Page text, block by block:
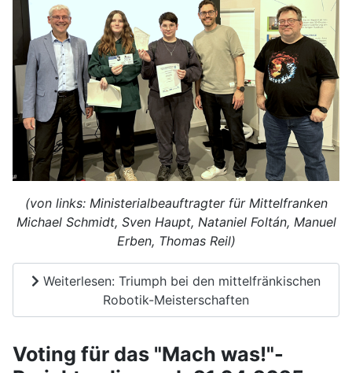
(von links: Ministerialbeauftragter für Mittelfranken
Michael Schmidt, Sven Haupt, Nataniel Foltán, Manuel
Erben, Thomas Reil)
Weiterlesen: Triumph bei den mittelfränkischen
Robotik-Meisterschaften
Voting für das "Mach was!"-